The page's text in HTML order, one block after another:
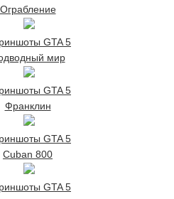
Ограбление
GTA 5
мир
GTA 5
Франклин
GTA 5
Cuban 800
GTA 5